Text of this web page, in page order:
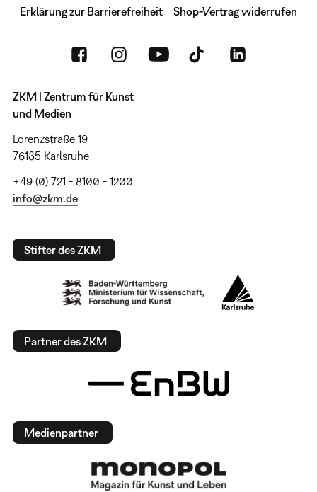
Erklärung zur Barrierefreiheit Shop-Vertrag widerrufen
ZKM | Zentrum für Kunst
und Medien
Lorenzstraße 19
76135 Karlsruhe
+49 (0) 721 - 8100 - 1200
info@zkm.de
Stifter des ZKM
Partner des ZKM
Medienpartner